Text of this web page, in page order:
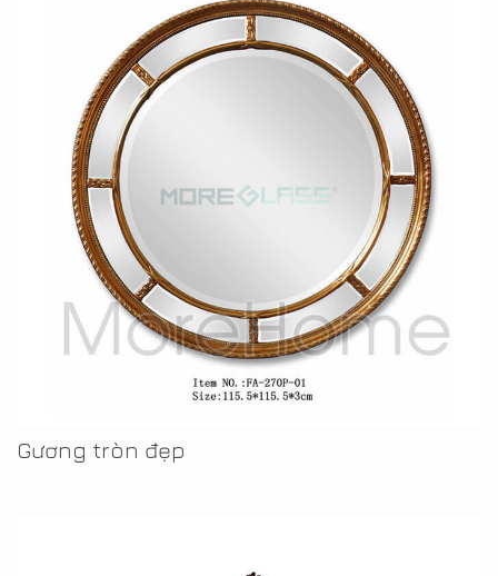
Gương tròn đẹp